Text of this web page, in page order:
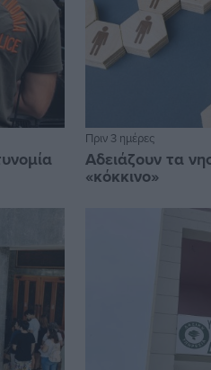
Πριν 3 ημέρες
Αδειάζουν τα
«κόκκινο»